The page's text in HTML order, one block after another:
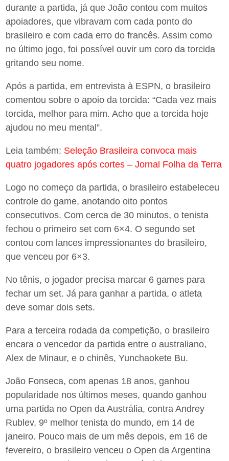
durante a partida, já que João contou com muitos
apoiadores, que vibravam com cada ponto do
brasileiro e com cada erro do francês. Assim como
no último jogo, foi possível ouvir um coro da torcida
gritando seu nome.
Após a partida, em entrevista à ESPN, o brasileiro
comentou sobre o apoio da torcida: “Cada vez mais
torcida, melhor para mim. Acho que a torcida hoje
ajudou no meu mental”.
Leia também: Seleção Brasileira convoca mais
quatro jogadores após cortes – Jornal Folha da Terra
Logo no começo da partida, o brasileiro estabeleceu
controle do game, anotando oito pontos
consecutivos. Com cerca de 30 minutos, o tenista
fechou o primeiro set com 6×4. O segundo set
contou com lances impressionantes do brasileiro,
que venceu por 6×3.
No tênis, o jogador precisa marcar 6 games para
fechar um set. Já para ganhar a partida, o atleta
deve somar dois sets.
Para a terceira rodada da competição, o brasileiro
encara o vencedor da partida entre o australiano,
Alex de Minaur, e o chinês, Yunchaokete Bu.
João Fonseca, com apenas 18 anos, ganhou
popularidade nos últimos meses, quando ganhou
uma partida no Open da Austrália, contra Andrey
Rublev, 9º melhor tenista do mundo, em 14 de
janeiro. Pouco mais de um mês depois, em 16 de
fevereiro, o brasileiro venceu o Open da Argentina